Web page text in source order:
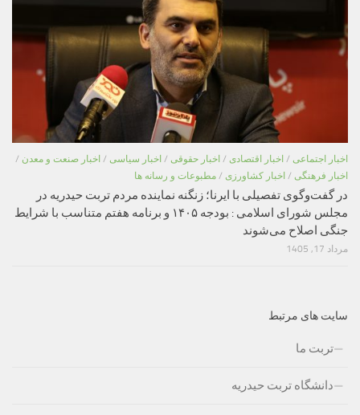
اخبار اجتماعی / اخبار اقتصادی / اخبار حقوقی / اخبار سیاسی / اخبار صنعت و معدن /
اخبار فرهنگی / اخبار کشاورزی / مطبوعات و رسانه ها
در گفت‌وگوی تفصیلی با ایرنا؛ زنگنه نماینده مردم تربت حیدریه در
مجلس شورای اسلامی : بودجه ۱۴۰۵ و برنامه هفتم متناسب با شرایط
جنگی اصلاح می‌شوند
مرداد 17, 1405
سایت های مرتبط
تربت ما
دانشگاه تربت حیدریه